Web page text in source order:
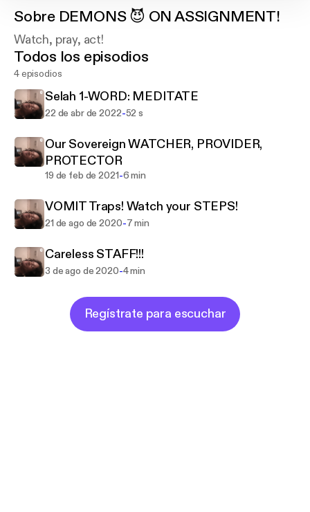
Sobre DEMONS 😈 ON ASSIGNMENT!
Watch, pray, act!
Todos los episodios
4 episodios
Selah 1-WORD: MEDITATE
22 de abr de 2022-52 s
Our Sovereign WATCHER, PROVIDER,
PROTECTOR
19 de feb de 2021-6 min
VOMIT Traps! Watch your STEPS!
21 de ago de 2020-7 min
Careless STAFF!!!
3 de ago de 2020-4 min
Regístrate para escuchar